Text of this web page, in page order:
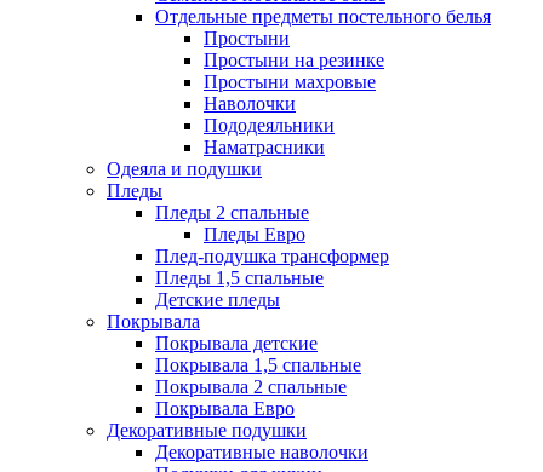
Отдельные предметы постельного белья
Простыни
Простыни на резинке
Простыни махровые
Наволочки
Пододеяльники
Наматрасники
Одеяла и подушки
Пледы
Пледы 2 спальные
Пледы Евро
Плед-подушка трансформер
Пледы 1,5 спальные
Детские пледы
Покрывала
Покрывала детские
Покрывала 1,5 спальные
Покрывала 2 спальные
Покрывала Евро
Декоративные подушки
Декоративные наволочки